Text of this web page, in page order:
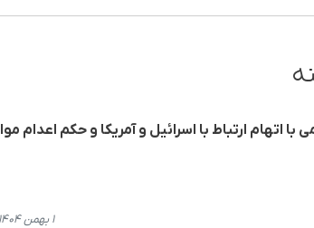
اتهام ارتباط با اسرائیل و آمریکا و حکم اعدام
۱ بهمن ۱۴۰۴، ۱۴:۵۵